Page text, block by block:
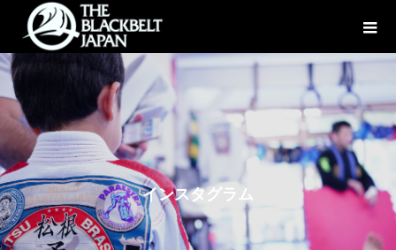
インスタグラ ム